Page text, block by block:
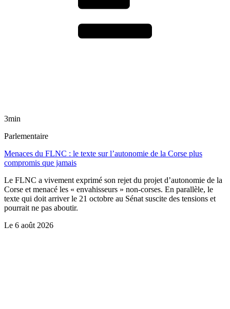
3min
Parlementaire
Menaces du FLNC : le texte sur l’autonomie de la Corse plus
compromis que jamais
Le FLNC a vivement exprimé son rejet du projet d’autonomie de la
Corse et menacé les « envahisseurs » non-corses. En parallèle, le
texte qui doit arriver le 21 octobre au Sénat suscite des tensions et
pourrait ne pas aboutir.
Le 6 août 2026